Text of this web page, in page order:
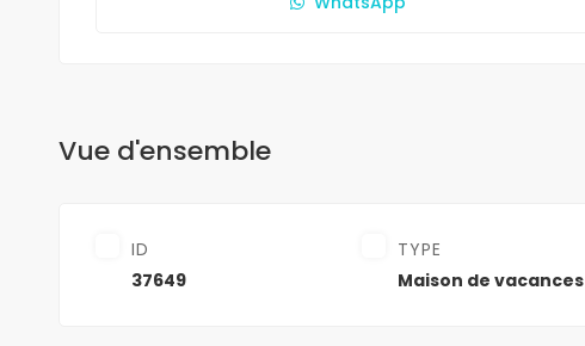
Vue d'ensemble
ID
37649
TYPE
Maison de vacances